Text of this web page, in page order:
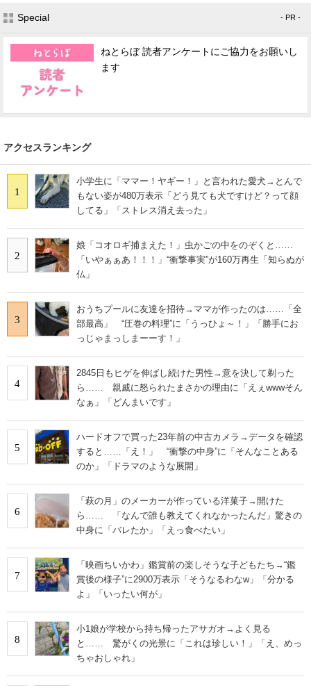
Special - PR -
ねとらぼ 読者アンケートにご協力をお願いし
ます
アクセスランキング
1
小学生に「ママー！ヤギー！」と言われた愛犬→とんで
もない姿が480万表示「どう見ても犬ですけど？って顔
してる」「ストレス消え去った」
2
娘「コオロギ捕まえた！」虫かごの中をのぞくと……
「いやぁぁあ！！！」“衝撃事実”が160万再生「知らぬが
仏」
3
おうちプールに友達を招待→ママが作ったのは……「全
部最高」 “圧巻の料理”に「うっひょ～！」「勝手にお
っじゃまっしまーーす！」
4
2845日もヒゲを伸ばし続けた男性→意を決して剃った
ら…… 親戚に怒られたまさかの理由に「えぇwwwそん
なぁ」「どんまいです」
5
ハードオフで買った23年前の中古カメラ→データを確認
すると……「え！」 “衝撃の中身”に「そんなことある
のか」「ドラマのような展開」
6
「萩の月」のメーカーが作っている洋菓子→開けた
ら…… 「なんで誰も教えてくれなかったんだ」驚きの
中身に「バレたか」「えっ食べたい」
7
「映画ちいかわ」鑑賞前の楽しそうな子どもたち→“鑑
賞後の様子”に2900万表示「そうなるわなw」「分かる
よ」「いったい何が」
8
小1娘が学校から持ち帰ったアサガオ→よく見る
と…… 驚がくの光景に「これは珍しい！」「え、めっ
ちゃおしゃれ」